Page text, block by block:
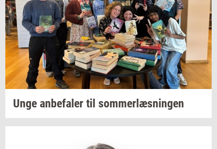
Unge an­be­fa­ler til som­mer­læs­nin­gen